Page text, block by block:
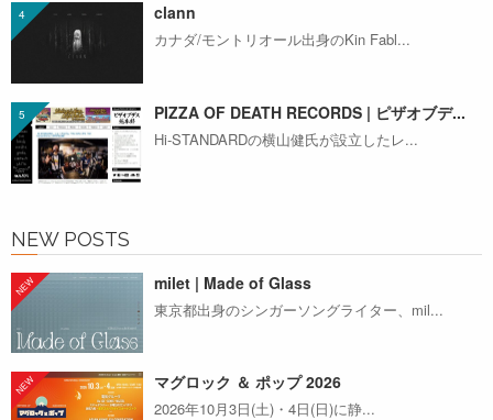
clann
カナダ/モントリオール出身のKin Fabl...
PIZZA OF DEATH RECORDS | ピザオブデ...
Hi-STANDARDの横山健氏が設立したレ...
NEW POSTS
milet | Made of Glass
東京都出身のシンガーソングライター、mil...
マグロック ＆ ポップ 2026
2026年10月3日(土)・4日(日)に静...